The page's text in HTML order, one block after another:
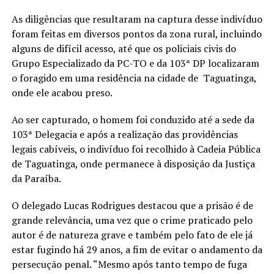
As diligências que resultaram na captura desse indivíduo
foram feitas em diversos pontos da zona rural, incluindo
alguns de difícil acesso, até que os policiais civis do
Grupo Especializado da PC-TO e da 103ª DP localizaram
o foragido em uma residência na cidade de Taguatinga,
onde ele acabou preso.
Ao ser capturado, o homem foi conduzido até a sede da
103ª Delegacia e após a realização das providências
legais cabíveis, o indivíduo foi recolhido à Cadeia Pública
de Taguatinga, onde permanece à disposição da Justiça
da Paraíba.
O delegado Lucas Rodrigues destacou que a prisão é de
grande relevância, uma vez que o crime praticado pelo
autor é de natureza grave e também pelo fato de ele já
estar fugindo há 29 anos, a fim de evitar o andamento da
persecução penal. “Mesmo após tanto tempo de fuga